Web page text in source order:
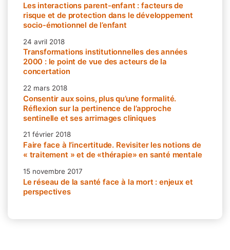
Les interactions parent-enfant : facteurs de
risque et de protection dans le développement
socio-émotionnel de l’enfant
24 avril 2018
Transformations institutionnelles des années
2000 : le point de vue des acteurs de la
concertation
22 mars 2018
Consentir aux soins, plus qu’une formalité.
Réflexion sur la pertinence de l’approche
sentinelle et ses arrimages cliniques
21 février 2018
Faire face à l’incertitude. Revisiter les notions de
« traitement » et de «thérapie» en santé mentale
15 novembre 2017
Le réseau de la santé face à la mort : enjeux et
perspectives